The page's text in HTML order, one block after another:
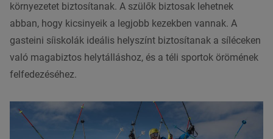
környezetet biztosítanak. A szülők biztosak lehetnek
abban, hogy kicsinyeik a legjobb kezekben vannak. A
gasteini síiskolák ideális helyszínt biztosítanak a síléceken
való magabiztos helytálláshoz, és a téli sportok örömének
felfedezéséhez.